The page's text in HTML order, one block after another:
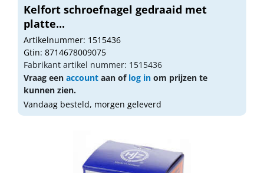
Kelfort schroefnagel gedraaid met
platte...
Artikelnummer: 1515436
Gtin: 8714678009075
Fabrikant artikel nummer: 1515436
Vraag een account aan of log in om prijzen te
kunnen zien.
Vandaag besteld, morgen geleverd